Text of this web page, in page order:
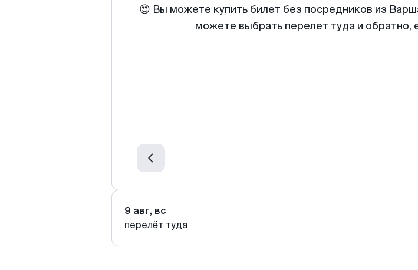
😍 Вы можете купить билет без посредников из
можете выбрать перелет туда и обратно,
9 авг, вс
перелёт туда